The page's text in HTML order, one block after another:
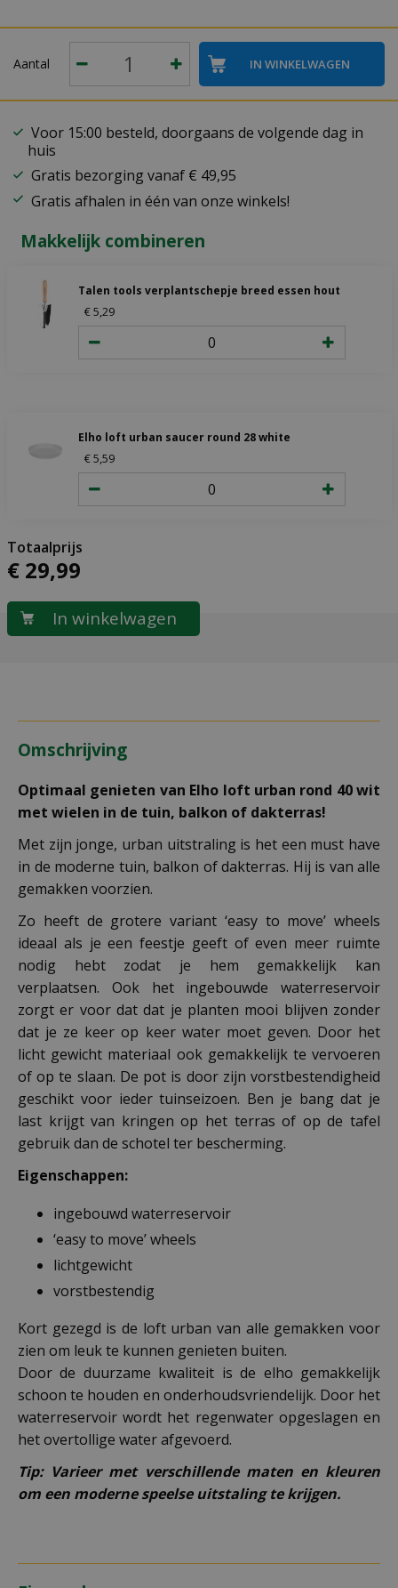
Aantal
Voor 15:00 besteld, doorgaans de volgende dag in
huis
Gratis bezorging vanaf € 49,95
Gratis afhalen in één van onze winkels!
Makkelijk combineren
Talen tools verplantschepje breed essen hout
€5 29
Elho loft urban saucer round 28 white
€5 59
€ 29,99
Omschrijving
Optimaal genieten van Elho loft urban rond 40 wit
met wielen in de tuin, balkon of dakterras!
Met zijn jonge, urban uitstraling is het een must have
in de moderne tuin, balkon of dakterras. Hij is van alle
gemakken voorzien.
Zo heeft de grotere variant ‘easy to move’ wheels
ideaal als je een feestje geeft of even meer ruimte
nodig hebt zodat je hem gemakkelijk kan
verplaatsen. Ook het ingebouwde waterreservoir
zorgt er voor dat dat je planten mooi blijven zonder
dat je ze keer op keer water moet geven. Door het
licht gewicht materiaal ook gemakkelijk te vervoeren
of op te slaan. De pot is door zijn vorstbestendigheid
geschikt voor ieder tuinseizoen. Ben je bang dat je
last krijgt van kringen op het terras of op de tafel
gebruik dan de schotel ter bescherming.
Eigenschappen:
ingebouwd waterreservoir
‘easy to move’ wheels
lichtgewicht
vorstbestendig
Kort gezegd is de loft urban van alle gemakken voor
zien om leuk te kunnen genieten buiten.
Door de duurzame kwaliteit is de elho gemakkelijk
schoon te houden en onderhoudsvriendelijk. Door het
waterreservoir wordt het regenwater opgeslagen en
het overtollige water afgevoerd.
Tip: Varieer met verschillende maten en kleuren
om een moderne speelse uitstaling te krijgen.